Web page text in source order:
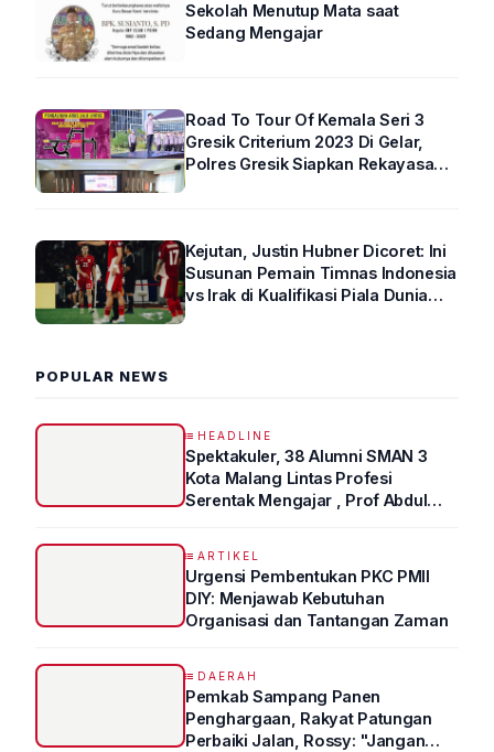
Sekolah Menutup Mata saat
Sedang Mengajar
Road To Tour Of Kemala Seri 3
Gresik Criterium 2023 Di Gelar,
Polres Gresik Siapkan Rekayasa
Kejutan, Justin Hubner Dicoret: Ini
Susunan Pemain Timnas Indonesia
vs Irak di Kualifikasi Piala Dunia
POPULAR NEWS
HEADLINE
Spektakuler, 38 Alumni SMAN 3
Kota Malang Lintas Profesi
Serentak Mengajar , Prof Abdul
ARTIKEL
Urgensi Pembentukan PKC PMII
DIY: Menjawab Kebutuhan
Organisasi dan Tantangan Zaman
DAERAH
Pemkab Sampang Panen
Penghargaan, Rakyat Patungan
Perbaiki Jalan, Rossy: "Jangan